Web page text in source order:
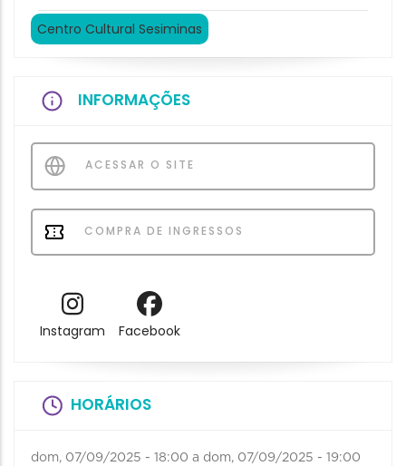
Centro Cultural Sesiminas
INFORMAÇÕES
ACESSAR O SITE
COMPRA DE INGRESSOS
Instagram Facebook
HORÁRIOS
dom, 07/09/2025 - 18:00 a dom, 07/09/2025 - 19:00